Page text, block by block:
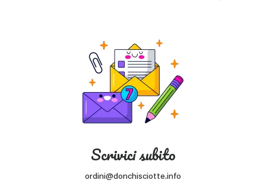
Scrivici subito
ordini@donchisciotte.info